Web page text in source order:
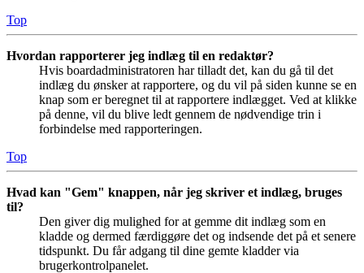
Top
Hvordan rapporterer jeg indlæg til en redaktør?
Hvis boardadministratoren har tilladt det, kan du gå til det
indlæg du ønsker at rapportere, og du vil på siden kunne se en
knap som er beregnet til at rapportere indlægget. Ved at klikke
på denne, vil du blive ledt gennem de nødvendige trin i
forbindelse med rapporteringen.
Top
Hvad kan "Gem" knappen, når jeg skriver et indlæg, bruges
til?
Den giver dig mulighed for at gemme dit indlæg som en
kladde og dermed færdiggøre det og indsende det på et senere
tidspunkt. Du får adgang til dine gemte kladder via
brugerkontrolpanelet.